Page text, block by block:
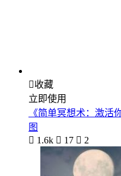
收藏
立即使用
《简单冥想术：激活
图
 1.6k  17  2